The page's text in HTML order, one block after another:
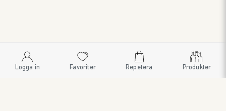
Logga in Favoriter Repetera Produkter